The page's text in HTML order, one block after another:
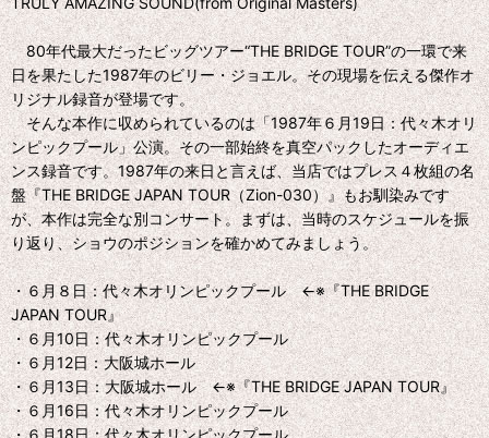
80年代最大だったビッグツアー“THE BRIDGE TOUR”の一環で来
日を果たした1987年のビリー・ジョエル。その現場を伝える傑作オ
リジナル録音が登場です。
そんな本作に収められているのは「1987年６月19日：代々木オリ
ンピックプール」公演。その一部始終を真空パックしたオーディエ
ンス録音です。1987年の来日と言えば、当店ではプレス４枚組の名
盤『THE BRIDGE JAPAN TOUR（Zion-030）』もお馴染みです
が、本作は完全な別コンサート。まずは、当時のスケジュールを振
り返り、ショウのポジションを確かめてみましょう。
・６月８日：代々木オリンピックプール ←※『THE BRIDGE
JAPAN TOUR』
・６月10日：代々木オリンピックプール
・６月12日：大阪城ホール
・６月13日：大阪城ホール ←※『THE BRIDGE JAPAN TOUR』
・６月16日：代々木オリンピックプール
・６月18日：代々木オリンピックプール